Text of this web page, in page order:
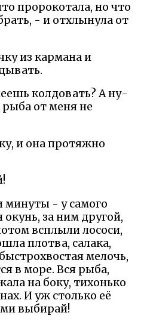
пророкотала, но что
- и отхлынула от
из кармана и
колдовать? А ну-
от меня не
и она протяжно
- у самого
за ним другой,
всплыли лососи,
плотва, салака,
мелочь,
в море. Вся рыба,
на боку, тихонько
И уж столько её
выбирай!